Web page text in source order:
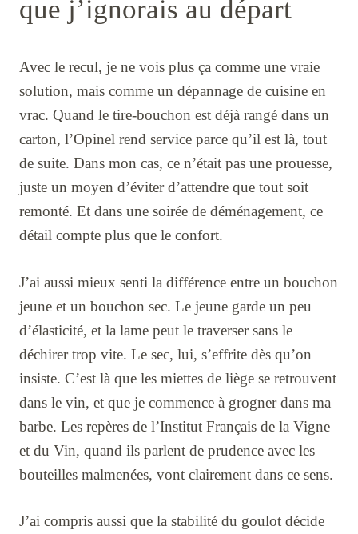
que j’ignorais au départ
Avec le recul, je ne vois plus ça comme une vraie
solution, mais comme un dépannage de cuisine en
vrac. Quand le tire-bouchon est déjà rangé dans un
carton, l’Opinel rend service parce qu’il est là, tout
de suite. Dans mon cas, ce n’était pas une prouesse,
juste un moyen d’éviter d’attendre que tout soit
remonté. Et dans une soirée de déménagement, ce
détail compte plus que le confort.
J’ai aussi mieux senti la différence entre un bouchon
jeune et un bouchon sec. Le jeune garde un peu
d’élasticité, et la lame peut le traverser sans le
déchirer trop vite. Le sec, lui, s’effrite dès qu’on
insiste. C’est là que les miettes de liège se retrouvent
dans le vin, et que je commence à grogner dans ma
barbe. Les repères de l’Institut Français de la Vigne
et du Vin, quand ils parlent de prudence avec les
bouteilles malmenées, vont clairement dans ce sens.
J’ai compris aussi que la stabilité du goulot décide